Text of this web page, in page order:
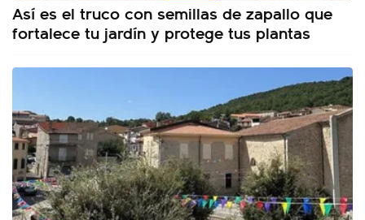
Así es el truco con semillas de zapallo que
fortalece tu jardín y protege tus plantas